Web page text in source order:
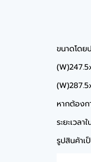
ขนาดโดย
หากต้องก
ระยะเวล
รูปสินค้าเ